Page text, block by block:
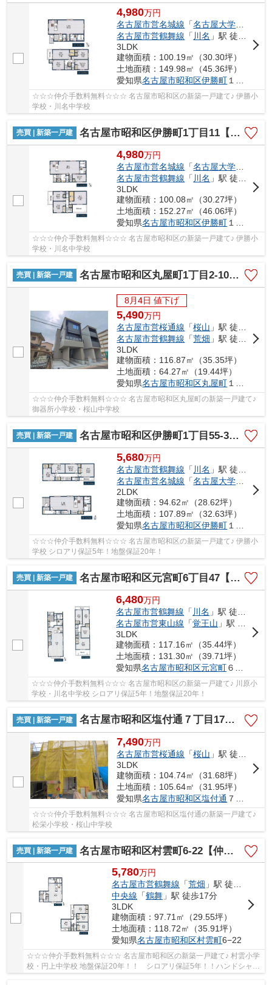
4,980万円
名古屋市営名城線 「名古屋大学」駅 徒
名古屋市営鶴舞線 「 川名 」駅 徒歩16分
3LDK
建物面積：100.19㎡（30.30坪）
土地面積：149.98㎡（45.36坪）
愛知県名古屋市昭和区伊勝町１丁目11
☆☆☆仲介手数料無料☆☆☆ 名古屋市昭和区の新築一戸建て♪ 伊勝小
学校・川名中学校
売買 | 新築一戸建 名古屋市昭和区伊勝町1丁目11【仲介手数料無料】新築一戸建て 2号棟
4,980万円
名古屋市営名城線 「名古屋大学」駅 徒
名古屋市営鶴舞線 「 川名 」駅 徒歩16分
3LDK
建物面積：100.08㎡（30.27坪）
土地面積：152.27㎡（46.06坪）
愛知県名古屋市昭和区伊勝町１丁目11
☆☆☆仲介手数料無料☆☆☆ 名古屋市昭和区の新築一戸建て♪ 伊勝小
学校・川名中学校
売買 | 新築一戸建 名古屋市昭和区丸屋町1丁目2-10【仲介手数料無料】新築一戸建て 3号棟
8月4日 値下げ
5,490万円
名古屋市営桜通線 「桜山 」駅 徒歩12分
名古屋市営鶴舞線 「荒畑 」駅 徒歩13分
3LDK
建物面積：116.87㎡（35.35坪）
土地面積：64.27㎡（19.44坪）
愛知県名古屋市昭和区丸屋町 １丁目2-10
☆☆☆仲介手数料無料☆☆☆ 名古屋市昭和区丸屋町の新築一戸建て♪
御器所小学校・桜山中学校
売買 | 新築一戸建 名古屋市昭和区伊勝町1丁目55-3【仲介手数料無料】新築一戸建て
5,680万円
名古屋市営鶴舞線 「 川名 」駅 徒歩13分
名古屋市営名城線 「名古屋大学
2LDK
建物面積：94.62㎡（28.62坪）
土地面積：107.89㎡（32.63坪）
愛知県名古屋市昭和区伊勝町 １丁目55-1
☆☆☆仲介手数料無料☆☆☆ 名古屋市昭和区の新築一戸建て♪ 伊勝小
学校 シロアリ保証5年！地盤保証20年！
売買 | 新築一戸建 名古屋市昭和区元宮町6丁目47【仲介手数料無料】新築一戸建て 1号棟
6,480万円
名古屋市営鶴舞線 「 川名 」駅 徒歩14分
名古屋市営東山線 「覚王山 」駅 徒歩18分
3LDK
建物面積：117.16㎡（35.44坪）
土地面積：131.30㎡（39.71坪）
愛知県名古屋市昭和区元宮町６丁目47
☆☆☆仲介手数料無料☆☆☆ 名古屋市昭和区の新築一戸建て♪ 川原小
学校・川名中学校 シロアリ保証5年！地盤保証20年！
売買 | 新築一戸建 名古屋市昭和区塩付通７丁目17【仲介手数料無料】新築一戸建て 2号棟
7,490万円
名古屋市営桜通線 「桜山 」駅 徒歩5分
3LDK
建物面積：104.74㎡（31.68坪）
土地面積：105.64㎡（31.95坪）
愛知県名古屋市昭和区塩付通 ７丁目17
☆☆☆仲介手数料無料☆☆☆ 名古屋市昭和区塩付通の新築一戸建て♪
松栄小学校・桜山中学校
売買 | 新築一戸建 名古屋市昭和区村雲町6‐22【仲介手数料無料】新築一戸建て 1号棟
5,780万円
名古屋市営鶴舞線 「荒畑 」駅 徒歩12分
中央線 「鶴舞」駅 徒歩17分
3LDK
建物面積：97.71㎡（29.55坪）
土地面積：118.72㎡（35.91坪）
愛知県名古屋市昭和区村雲町6−22
☆☆☆仲介手数料無料☆☆☆ 名古屋市昭和区の新築一戸建て♪ 村雲小学
校・円上中学校 地盤保証20年！！ シロアリ保証5年！！ハンドシャワ